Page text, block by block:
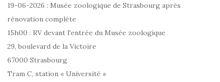
19-06-2026 : Musée zoologique de Strasbourg après
rénovation complète
15h00 : RV devant l'entrée du Musée zoologique
29, boulevard de la Victoire
67000 Strasbourg
Tram C, station « Université »